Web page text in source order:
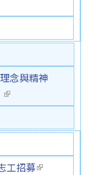
念與精神
(link is external)
工招募(link is